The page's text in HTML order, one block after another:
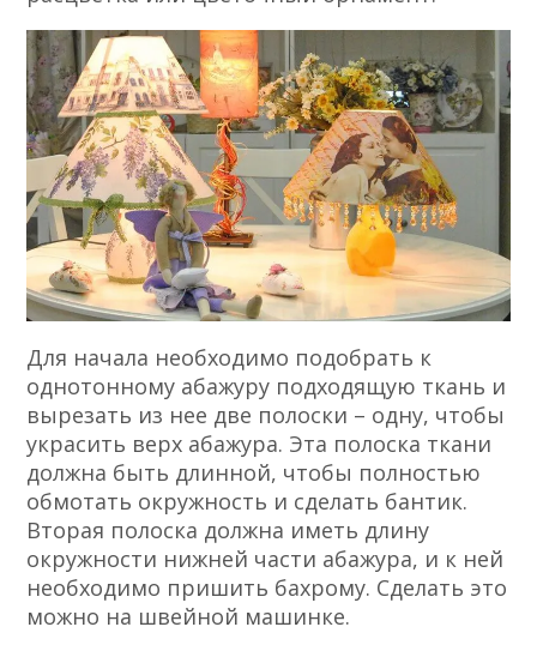
Для начала необходимо подобрать к
однотонному абажуру подходящую ткань и
вырезать из нее две полоски – одну, чтобы
украсить верх абажура. Эта полоска ткани
должна быть длинной, чтобы полностью
обмотать окружность и сделать бантик.
Вторая полоска должна иметь длину
окружности нижней части абажура, и к ней
необходимо пришить бахрому. Сделать это
можно на швейной машинке.